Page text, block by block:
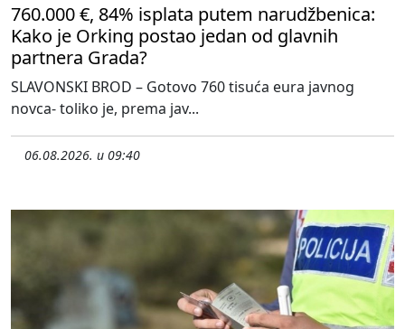
760.000 €, 84% isplata putem narudžbenica:
Kako je Orking postao jedan od glavnih
partnera Grada?
SLAVONSKI BROD – Gotovo 760 tisuća eura javnog
novca- toliko je, prema jav...
06.08.2026. u 09:40